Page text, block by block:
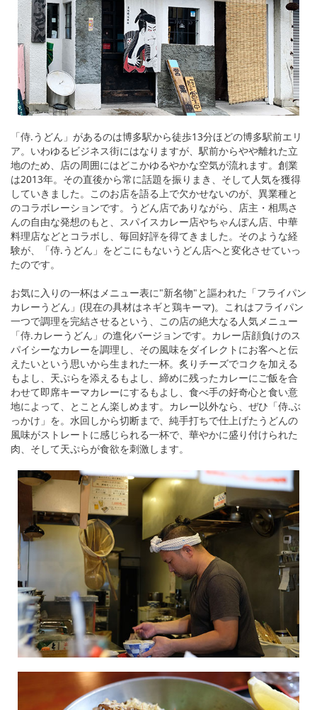
「侍.うどん」があるのは博多駅から徒歩13分ほどの博多駅前エリ
ア。いわゆるビジネス街にはなりますが、駅前からやや離れた立
地のため、店の周囲にはどこかゆるやかな空気が流れます。創業
は2013年。その直後から常に話題を振りまき、そして人気を獲得
していきました。このお店を語る上で欠かせないのが、異業種と
のコラボレーションです。うどん店でありながら、店主・相馬さ
んの自由な発想のもと、スパイスカレー店やちゃんぽん店、中華
料理店などとコラボし、毎回好評を得てきました。そのような経
験が、「侍.うどん」をどこにもないうどん店へと変化させていっ
たのです。
お気に入りの一杯はメニュー表に"新名物"と謳われた「フライパン
カレーうどん」(現在の具材はネギと鶏キーマ)。これはフライパン
一つで調理を完結させるという、この店の絶大なる人気メニュー
「侍.カレーうどん」の進化バージョンです。カレー店顔負けのス
パイシーなカレーを調理し、その風味をダイレクトにお客へと伝
えたいという思いから生まれた一杯。炙りチーズでコクを加える
もよし、天ぷらを添えるもよし、締めに残ったカレーにご飯を合
わせて即席キーマカレーにするもよし、食べ手の好奇心と食い意
地によって、とことん楽しめます。カレー以外なら、ぜひ「侍.ぶ
っかけ」を。水回しから切断まで、純手打ちで仕上げたうどんの
風味がストレートに感じられる一杯で、華やかに盛り付けられた
肉、そして天ぷらが食欲を刺激します。